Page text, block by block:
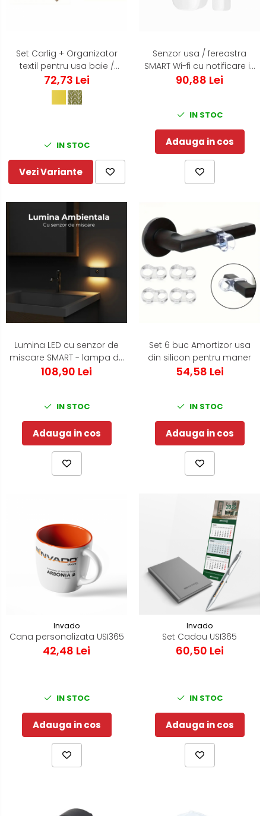
Set Carlig + Organizator
textil pentru usa baie /
bucatarie - Verde
72,73 Lei
IN STOC
Vezi Variante
Senzor usa / fereastra
SMART Wi-fi cu notificare in
timp real pe telefonul
90,88 Lei
IN STOC
Adauga in cos
Lumina LED cu senzor de
miscare SMART - lampa de
veghe pentru noptiera ,
108,90 Lei
IN STOC
Adauga in cos
Set 6 buc Amortizor usa
din silicon pentru maner
54,58 Lei
IN STOC
Adauga in cos
Invado
Cana personalizata USI365
42,48 Lei
IN STOC
Adauga in cos
Invado
Set Cadou USI365
60,50 Lei
IN STOC
Adauga in cos